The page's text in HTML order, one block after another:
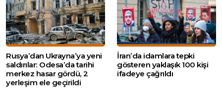
Rusya’dan Ukrayna’ya yeni
saldırılar: Odesa’da tarihi
merkez hasar gördü, 2
yerleşim ele geçirildi
İran’da idamlara tepki
gösteren yaklaşık 100 kişi
ifadeye çağrıldı